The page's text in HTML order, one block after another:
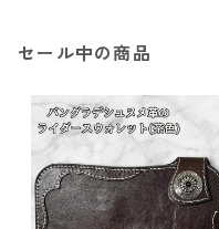
セール中の商品